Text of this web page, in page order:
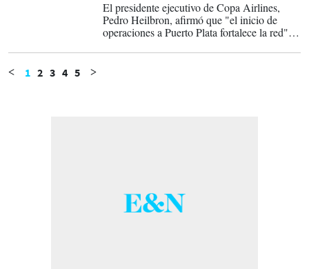
El presidente ejecutivo de Copa Airlines,
Pedro Heilbron, afirmó que "el inicio de
operaciones a Puerto Plata fortalece la red"
oportunidades para conectar a la región norte
< 1 2 3 4 5 >